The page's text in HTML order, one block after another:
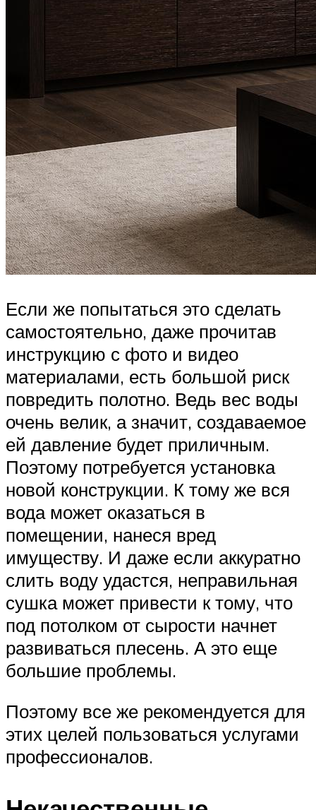
Если же попытаться это сделать
самостоятельно, даже прочитав
инструкцию с фото и видео
материалами, есть большой риск
повредить полотно. Ведь вес воды
очень велик, а значит, создаваемое
ей давление будет приличным.
Поэтому потребуется установка
новой конструкции. К тому же вся
вода может оказаться в
помещении, нанеся вред
имуществу. И даже если аккуратно
слить воду удастся, неправильная
сушка может привести к тому, что
под потолком от сырости начнет
развиваться плесень. А это еще
большие проблемы.
Поэтому все же рекомендуется для
этих целей пользоваться услугами
профессионалов.